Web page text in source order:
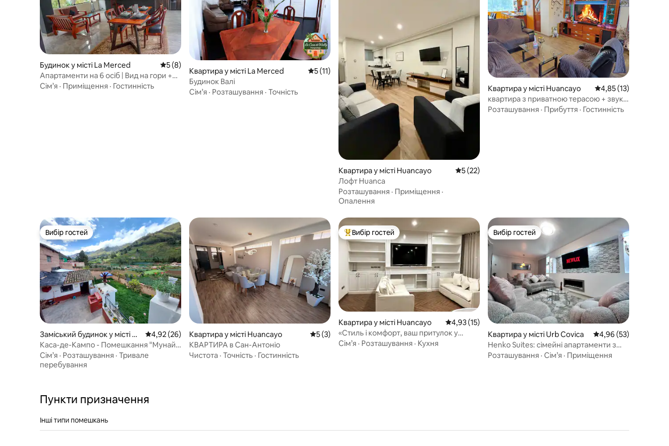
Будинок у місті La Merced Середня оцінка: 5 з 5, відгуки: 8
5 (8)
Апартаменти на 6 осіб | Вид на гори +
кавовий досвід
Сім’я · Приміщення · Гостинність
Квартира у місті La Merced Середня оцінка: 5 з 5, відгуки: 11
5 (11)
Будинок Валі
Сім’я · Розташування · Точність
Квартира у місті Huancayo Середня оцінка: 5 з 5, відгуки: 22
5 (22)
Лофт Huanca
Розташування · Приміщення ·
Опалення
Квартира у місті Huancayo Середня оцінка: 4,85
4,85 (13)
квартира з приватною терасою + звук у
режимі кінотеатру
Розташування · Прибуття · Гостинність
Вибір гостей
Вибір гостей
Заміський будинок у місті Ac
obamba
Середня оцінка: 4,92 з 5, відгуки: 26
4,92 (26)
Каса-де-Кампо - Помешкання "Мунай
Васі"
Сім’я · Розташування · Тривале
перебування
Квартира у місті Huancayo Середня оцінка: 5 з 5, відгуки: 3
5 (3)
КВАРТИРА в Сан-Антоніо
Чистота · Точність · Гостинність
Топ вибір гостей
Вибір гостей
Квартира у місті Huancayo Середня оцінка: 4,93 з 5, відгуки: 15
4,93 (15)
«Стиль і комфорт, ваш притулок у
Уанкайо»
Сім’я · Розташування · Кухня
Вибір гостей
Вибір гостей
Квартира у місті Urb Covica Середня оцінка: 4,96
4,96 (53)
Henko Suites: сімейні апартаменти з
джакузі та більярдом
Розташування · Сім’я · Приміщення
Пункти призначення
Інші типи помешкань